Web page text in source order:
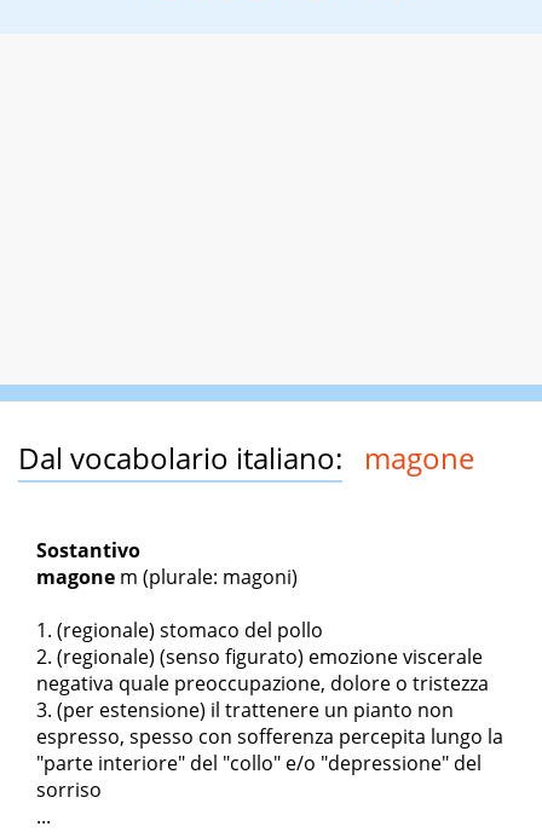
Dal vocabolario italiano: magone
Sostantivo
magone m (plurale: magoni)
(regionale) stomaco del pollo
(regionale) (senso figurato) emozione viscerale
negativa quale preoccupazione, dolore o tristezza
(per estensione) il trattenere un pianto non
espresso, spesso con sofferenza percepita lungo la
"parte interiore" del "collo" e/o "depressione" del
sorriso
...